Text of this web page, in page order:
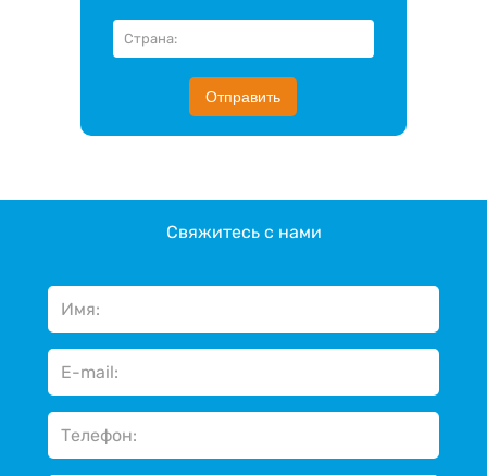
Отправить
Свяжитесь с нами